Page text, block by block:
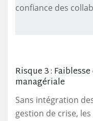
confiance des
Risque 3 :
managériale
Sans intégration
gestion de crise,